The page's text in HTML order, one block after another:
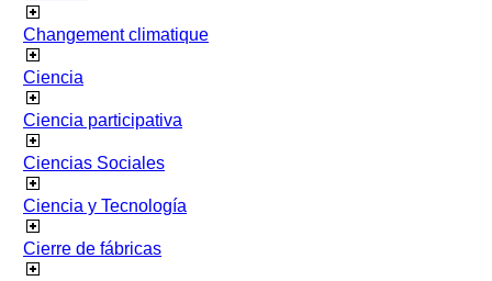
Changement climatique
Ciencia
Ciencia participativa
Ciencias Sociales
Ciencia y Tecnología
Cierre de fábricas